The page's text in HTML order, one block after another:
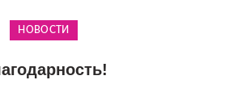
НОВОСТИ